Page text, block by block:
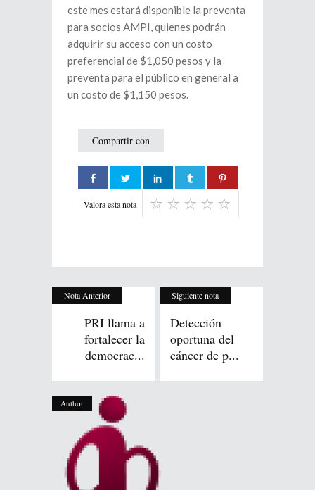
este mes estará disponible la preventa
para socios AMPI, quienes podrán
adquirir su acceso con un costo
preferencial de $1,050 pesos y la
preventa para el público en general a
un costo de $1,150 pesos.
Compartir con
Valora esta nota
Nota Anterior
PRI llama a
fortalecer la
democrac...
Siguiente nota
Detección
oportuna del
cáncer de p...
Author